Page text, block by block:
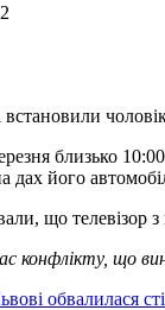
встановили
близько
дах його
що
конфлікту, що
обвалилася